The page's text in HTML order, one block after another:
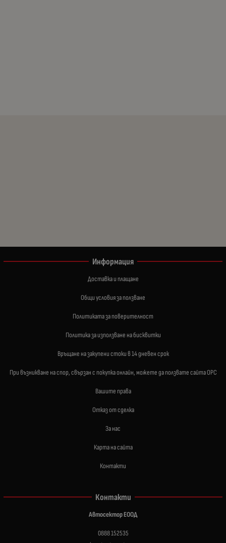
Информация
Доставка и плащане
Общи условия за ползване
Политиката за поверителност
Политика за използване на бисквитки
Връщане на закупени стоки в 14 дневен срок
При възникване на спор, свързан с покупка онлайн, можете да ползвате сайта ОРС
Вашите права
Отказ от сделка
За нас
Карта на сайта
Контакти
Контакти
Автосектор ЕООД
0888 152535